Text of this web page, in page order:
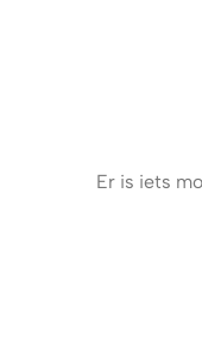
Er is iets